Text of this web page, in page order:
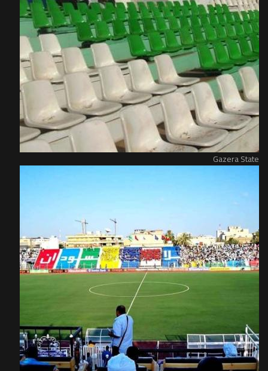
Gazera State